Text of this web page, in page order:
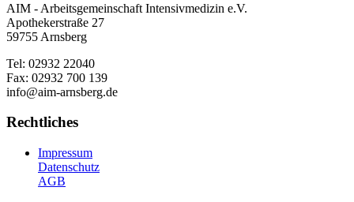
AIM - Arbeitsgemeinschaft Intensivmedizin e.V.
Apothekerstraße 27
59755 Arnsberg
Tel: 02932 22040
Fax: 02932 700 139
info@aim-arnsberg.de
Rechtliches
Impressum
Datenschutz
AGB